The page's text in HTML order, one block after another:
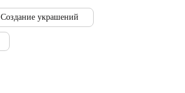
Создание украшений